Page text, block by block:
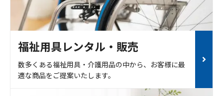
福祉用具レンタル・販売
数多くある福祉用具・介護用品の中から、お客様に最
適な商品をご提案いたします。